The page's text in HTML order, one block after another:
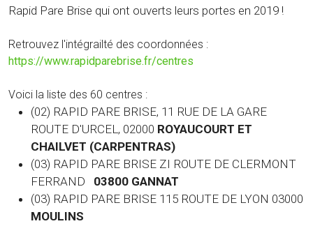
Rapid Pare Brise qui ont ouverts leurs portes en 2019 !
Retrouvez l'intégrailté des coordonnées :
https://www.rapidparebrise.fr/centres
Voici la liste des 60 centres :
(02) RAPID PARE BRISE, 11 RUE DE LA GARE
ROUTE D'URCEL, 02000 ROYAUCOURT ET
CHAILVET (CARPENTRAS)
(03) RAPID PARE BRISE ZI ROUTE DE CLERMONT
FERRAND 03800 GANNAT
(03) RAPID PARE BRISE 115 ROUTE DE LYON 03000
MOULINS